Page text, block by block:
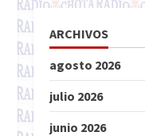
ARCHIVOS
agosto 2026
julio 2026
junio 2026